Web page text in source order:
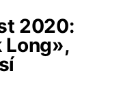
2020:
Long»,